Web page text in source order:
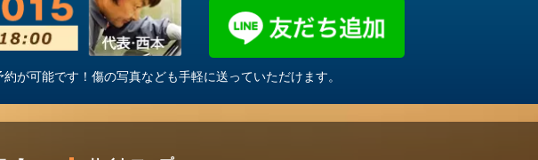
が可能です！傷の写真なども手軽に送っていただけます。